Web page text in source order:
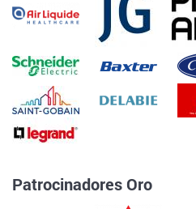
Patrocinadores Oro